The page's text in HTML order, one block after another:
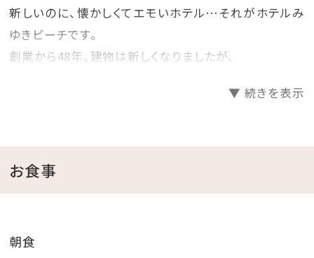
新しいのに、懐かしくてエモいホテル…それがホテルみ
ゆきビーチです。
創業から48年。建物は新しくなりましたが、
し、昭和レトロな雰囲気を感じることができます。
か？
＼レトロ映えな2大特典／
▼ 続きを表示
お食事
朝食